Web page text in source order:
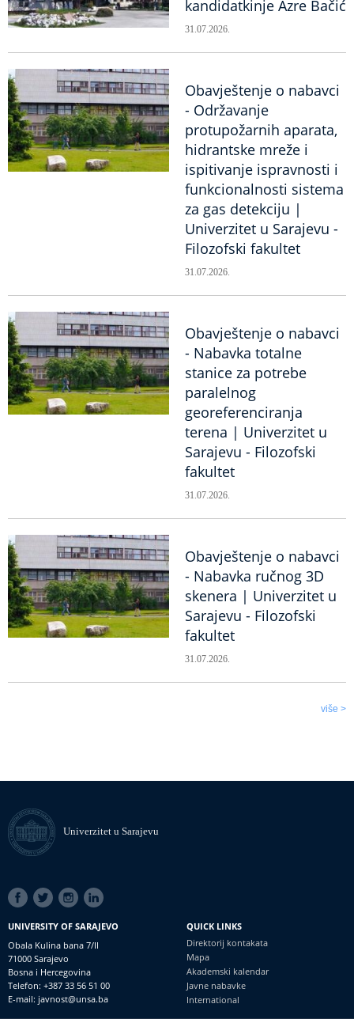
kandidatkinje Azre Bačić
31.07.2026.
Obavještenje o nabavci
- Održavanje
protupožarnih aparata,
hidrantske mreže i
ispitivanje ispravnosti i
funkcionalnosti sistema
za gas detekciju |
Univerzitet u Sarajevu -
Filozofski fakultet
31.07.2026.
Obavještenje o nabavci
- Nabavka totalne
stanice za potrebe
paralelnog
georeferenciranja
terena | Univerzitet u
Sarajevu - Filozofski
fakultet
31.07.2026.
Obavještenje o nabavci
- Nabavka ručnog 3D
skenera | Univerzitet u
Sarajevu - Filozofski
fakultet
31.07.2026.
više >
Univerzitet u Sarajevu
SOCIAL
LINKS
UNIVERSITY OF SARAJEVO
Obala Kulina bana 7/II
71000 Sarajevo
Bosna i Hercegovina
Telefon: +387 33 56 51 00
E-mail: javnost@unsa.ba
QUICK LINKS
Direktorij kontakata
Mapa
Akademski kalendar
Javne nabavke
International